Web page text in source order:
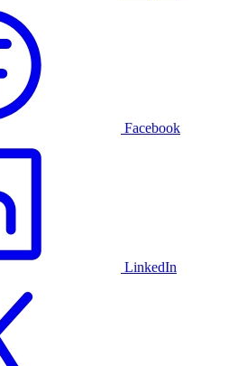
Facebook
LinkedIn